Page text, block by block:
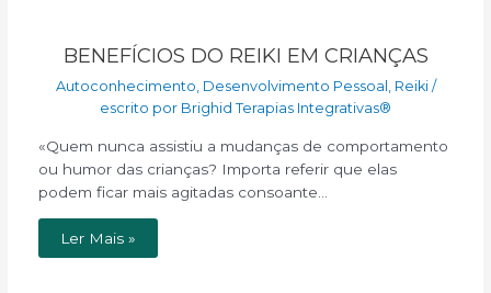
BENEFÍCIOS DO REIKI EM CRIANÇAS
Autoconhecimento Desenvolvimento Pessoal Reiki/
escrito por Brighid Terapias Integrativas®
«Quem nunca assistiu a mudanças de comportamento
ou humor das crianças? Importa referir que elas
podem ficar mais agitadas consoante…
Ler Mais »